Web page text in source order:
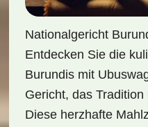
Nationalgericht
Entdecken Sie die
Burundis mit
Gericht, das
Diese herzhafte